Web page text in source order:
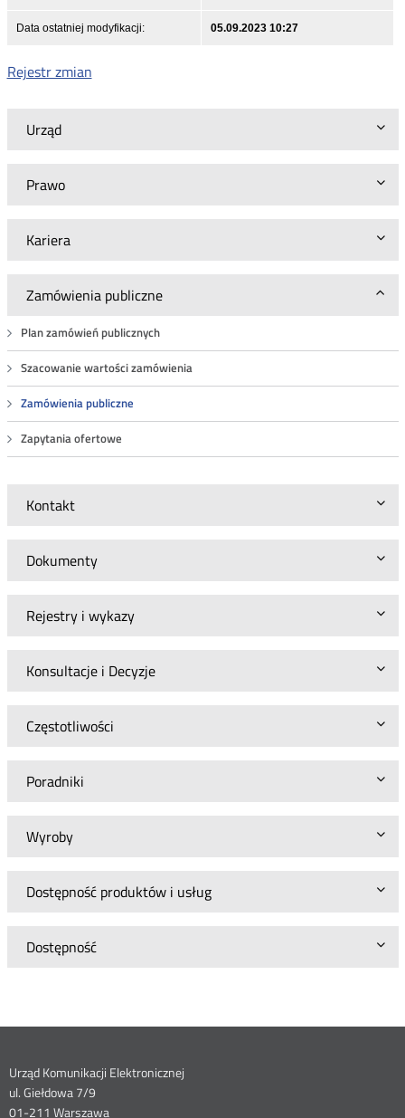
Urząd
Prawo
Kariera
Zamówienia publiczne
Plan zamówień publicznych
Szacowanie wartości zamówienia
Zamówienia publiczne
Zapytania ofertowe
Kontakt
Dokumenty
Rejestry i wykazy
Konsultacje i Decyzje
Częstotliwości
Poradniki
Wyroby
Dostępność produktów i usług
Dostępność
Data ostatniej modyfikacji: 05.09.2023 10:27
Rejestr zmian
Dane
Urząd Komunikacji Elektronicznej
ul. Giełdowa 7/9
01-211 Warszawa